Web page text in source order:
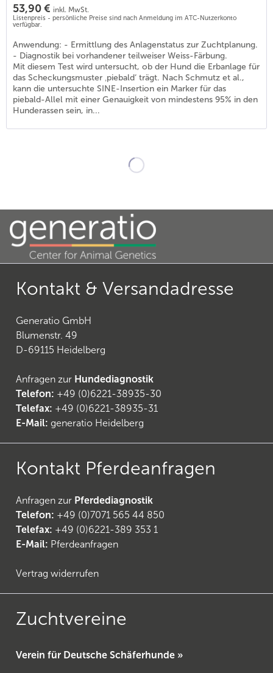
53,90 € inkl. MwSt.
Listenpreis - persönliche Preise sind nach Anmeldung im ATC-Nutzerkonto
verfügbar.
Anwendung: - Ermittlung des Anlagenstatus zur Zuchtplanung.
- Diagnostik bei vorhandener teilweiser Weiss-Färbung.
Mit diesem Test wird untersucht, ob der Hund die Erbanlage für
das Scheckungsmuster ‚piebald‘ trägt. Nach Schmutz et al.,
kann die untersuchte SINE-Insertion ein Marker für das
piebald-Allel mit einer Genauigkeit von mindestens 95% in den
Hunderassen sein, in...
Kontakt & Versandadresse
Generatio GmbH
Blumenstr. 49
D-69115 Heidelberg
Anfragen zur Hundediagnostik
Telefon: +49 (0)6221-38935-30
Telefax: +49 (0)6221-38935-31
E-Mail: generatio Heidelberg
Kontakt Pferdeanfragen
Anfragen zur Pferdediagnostik
Telefon: +49 (0)7071 565 44 850
Telefax: +49 (0)6221-389 353 1
E-Mail: Pferdeanfragen
Vertrag widerrufen
Zuchtvereine
Verein für Deutsche Schäferhunde »